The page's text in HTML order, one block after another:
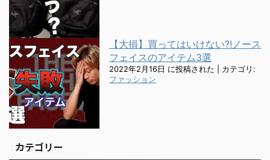
【大損】買ってはいけない?!ノース
フェイスのアイテム3選
2022年2月16日 に投稿された
カテゴリ:
ファッション
カテゴリー